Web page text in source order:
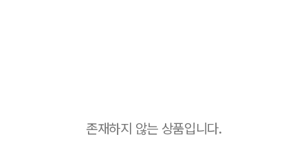
존재하지 않는 상품입니다.